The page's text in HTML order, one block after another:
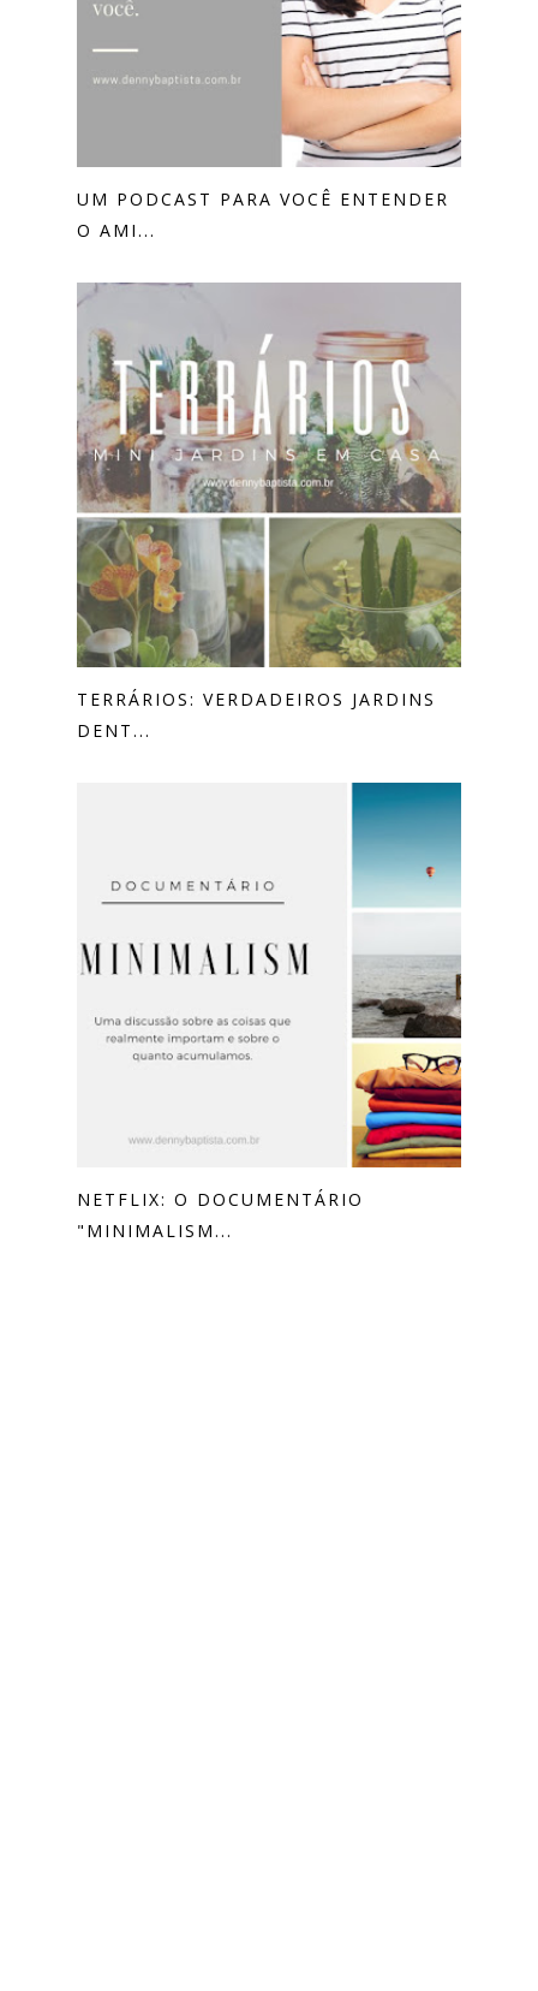
UM PODCAST PARA VOCÊ ENTENDER
O AMI...
TERRÁRIOS: VERDADEIROS JARDINS
DENT...
NETFLIX: O DOCUMENTÁRIO
"MINIMALISM...